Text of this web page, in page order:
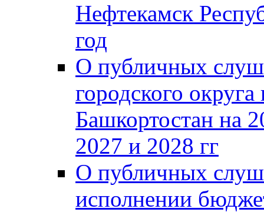
Нефтекамск
год
О публичных
городского
Башкортостан на
2027 и 2028 гг
О публичных
исполнении